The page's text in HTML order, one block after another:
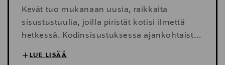
Kevät tuo mukanaan uusia, raikkaita
sisustustuulia, joilla piristät kotisi ilmettä
hetkessä. Kodinsisustuksessa ajankohtaista
juuri nyt ovat luonnonläheisyys, hillitty
LUE LISÄÄ